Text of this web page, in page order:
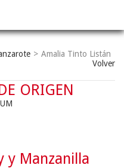
> Amalia Tinto Listán
Volver
ORIGEN
y Manzanilla